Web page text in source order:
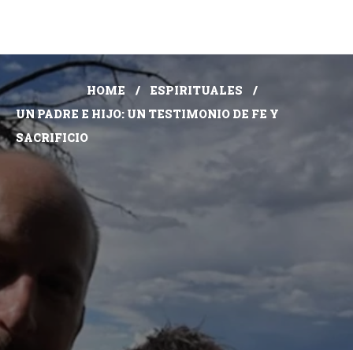
HOME
ESPIRITUALES
UN PADRE E HIJO: UN TESTIMONIO DE FE Y
SACRIFICIO